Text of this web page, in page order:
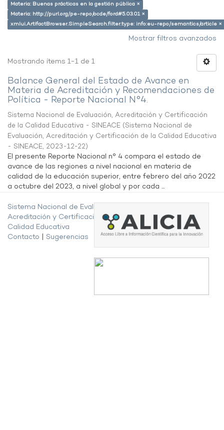
Materia: Buenas prácticas en la gestión pública ×
Materia: http://purl.org/pe-repo/ocde/ford#5.03.01 ×
xmlui.ArtifactBrowser.SimpleSearch.filter.type: info:eu-repo/semantics/article ×
Mostrar filtros avanzados
Mostrando ítems 1-1 de 1
Balance General del Estado de Avance en
Materia de Acreditación y Recomendaciones de
Política - Reporte Nacional N°4.
Sistema Nacional de Evaluación, Acreditación y Certificación
de la Calidad Educativa - SINEACE (Sistema Nacional de
Evaluación, Acreditación y Certificación de la Calidad Educativa
- SINEACE, 2023-12-22)
El presente Reporte Nacional n° 4 compara el estado de
avance de las regiones a nivel nacional en materia de
calidad de la educación superior, entre febrero del año 2022
a octubre del 2023, a nivel global y por cada ...
Sistema Nacional de Evaluación,
Acreditación y Certificación de la
Calidad Educativa
Contacto
Sugerencias